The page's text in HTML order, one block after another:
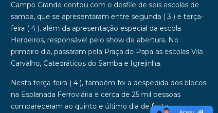
Campo Grande contou com o desfile de seis escolas de
samba, que se apresentaram entre segunda ( 3 ) e terça-
feira ( 4 ), além da apresentação especial da escola
Herdeiros, responsável pelo show de abertura. No
primeiro dia, passaram pela Praça do Papa as escolas Vila
Carvalho, Catedráticos do Samba e Igrejinha.
Nesta terça-feira ( 4 ), também foi a despedida dos blocos
na Esplanada Ferroviária e cerca de 25 mil pessoas
compareceram ao quinto e último dia de festa.